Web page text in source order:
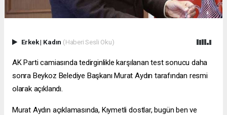
Erkek| Kadın (Haberi Sesli Oku)
AK Parti camiasında tedirginlikle karşılanan test sonucu daha
sonra Beykoz Belediye Başkanı Murat Aydın tarafından resmi
olarak açıklandı.
Murat Aydın açıklamasında, Kıymetli dostlar, bugün ben ve